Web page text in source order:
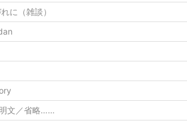
に（雑談）
文／省略……